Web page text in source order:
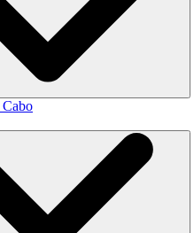
Cabo